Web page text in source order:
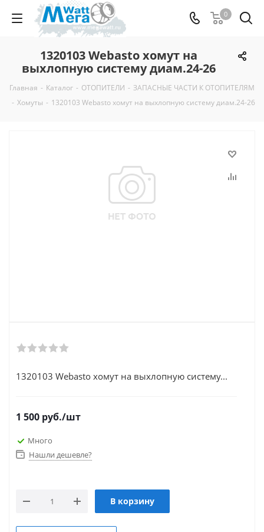
0
1320103 Webasto хомут на
выхлопную систему диам.24-26
Главная - Каталог - ОТОПИТЕЛИ - ЗАПАСНЫЕ ЧАСТИ К ОТОПИТЕЛЯМ
- Хомуты - 1320103 Webasto хомут на выхлопную систему диам.24-26
1320103 Webasto хомут на выхлопную систему...
1 500 руб./шт
Много
Нашли дешевле?
В корзину